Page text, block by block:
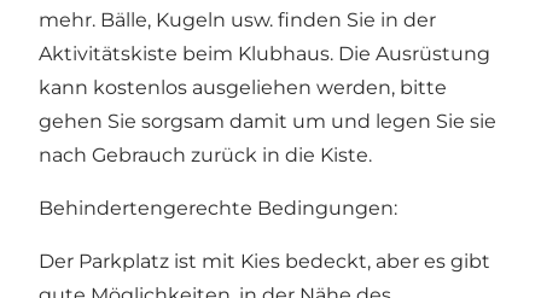
mehr. Bälle, Kugeln usw. finden Sie in der
Aktivitätskiste beim Klubhaus. Die Ausrüstung
kann kostenlos ausgeliehen werden, bitte
gehen Sie sorgsam damit um und legen Sie sie
nach Gebrauch zurück in die Kiste.
Behindertengerechte Bedingungen:
Der Parkplatz ist mit Kies bedeckt, aber es gibt